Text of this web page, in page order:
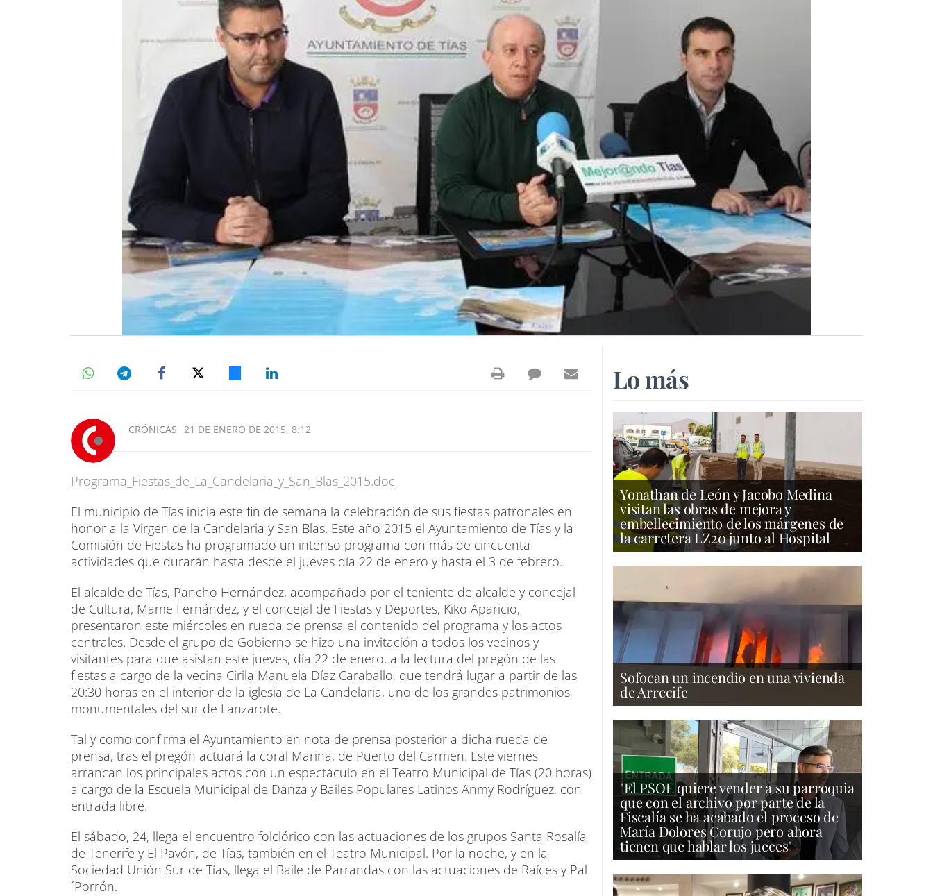
CRÓNICAS 21 DE ENERO DE 2015, 8:12
Programa_Fiestas_de_La_Candelaria_y_San_Blas_2015.doc
El municipio de Tías inicia este fin de semana la celebración de sus fiestas patronales en
honor a la Virgen de la Candelaria y San Blas. Este año 2015 el Ayuntamiento de Tías y la
Comisión de Fiestas ha programado un intenso programa con más de cincuenta
actividades que durarán hasta desde el jueves día 22 de enero y hasta el 3 de febrero.
El alcalde de Tías, Pancho Hernández, acompañado por el teniente de alcalde y concejal
de Cultura, Mame Fernández, y el concejal de Fiestas y Deportes, Kiko Aparicio,
presentaron este miércoles en rueda de prensa el contenido del programa y los actos
centrales. Desde el grupo de Gobierno se hizo una invitación a todos los vecinos y
visitantes para que asistan este jueves, día 22 de enero, a la lectura del pregón de las
fiestas a cargo de la vecina Cirila Manuela Díaz Caraballo, que tendrá lugar a partir de las
20:30 horas en el interior de la iglesia de La Candelaria, uno de los grandes patrimonios
monumentales del sur de Lanzarote.
Tal y como confirma el Ayuntamiento en nota de prensa posterior a dicha rueda de
prensa, tras el pregón actuará la coral Marina, de Puerto del Carmen. Este viernes
arrancan los principales actos con un espectáculo en el Teatro Municipal de Tías (20 horas)
a cargo de la Escuela Municipal de Danza y Bailes Populares Latinos Anmy Rodríguez, con
entrada libre.
El sábado, 24, llega el encuentro folclórico con las actuaciones de los grupos Santa Rosalía
de Tenerife y El Pavón, de Tías, también en el Teatro Municipal. Por la noche, y en la
Sociedad Unión Sur de Tías, llega el Baile de Parrandas con las actuaciones de Raíces y Pal
´Porrón.
Lo más
Yonathan de León y Jacobo Medina
visitan las obras de mejora y
embellecimiento de los márgenes de
la carretera LZ20 junto al Hospital
Sofocan un incendio en una vivienda
de Arrecife
"El PSOE quiere vender a su parroquia
que con el archivo por parte de la
Fiscalía se ha acabado el proceso de
María Dolores Corujo pero ahora
tienen que hablar los jueces"